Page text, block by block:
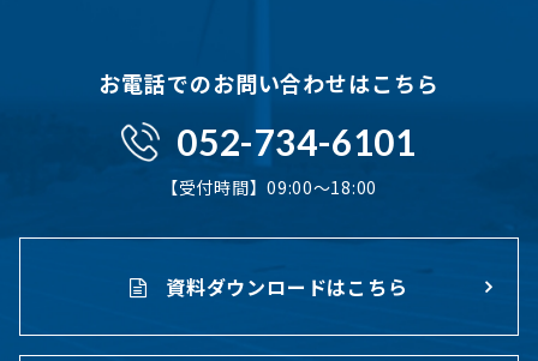
お電話でのお問い合わせはこちら
052-734-6101
【受付時間】09:00〜18:00
資料ダウンロードはこちら